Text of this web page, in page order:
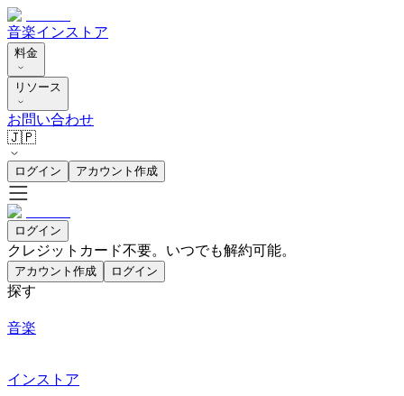
音楽インストア
料金
リソース
お問い合わせ
🇯🇵
ログイン アカウント作成
ログイン
クレジットカード不要。いつでも解約可能。
アカウント作成 ログイン
探す
音楽
インストア